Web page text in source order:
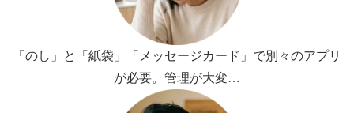
「のし」と「紙袋」「メッセージカード」で別々のアプリ
が必要。管理が大変…